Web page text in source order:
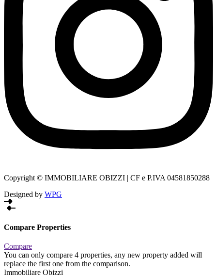
Copyright © IMMOBILIARE OBIZZI | CF e P.IVA 04581850288
Designed by WPG
Compare Properties
Compare
You can only compare 4 properties, any new property added will
replace the first one from the comparison.
Immobiliare Obizzi